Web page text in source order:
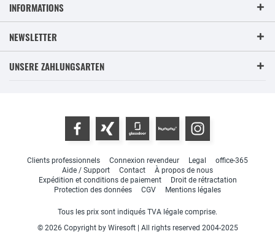
INFORMATIONS
NEWSLETTER
UNSERE ZAHLUNGSARTEN
Clients professionnels Connexion revendeur Legal
office-365
Aide / Support
Contact
À propos de nous
Expédition et conditions de paiement
Droit de rétractation
Protection des données
CGV Mentions légales
Tous les prix sont indiqués TVA légale comprise.
© 2026 Copyright by Wiresoft | All rights reserved 2004-2025